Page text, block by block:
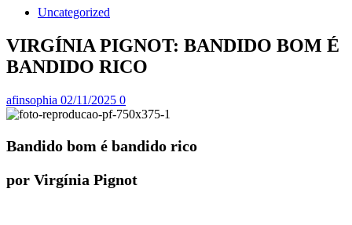
Uncategorized
VIRGÍNIA PIGNOT: BANDIDO BOM É
BANDIDO RICO
afinsophia 02/11/2025 0
Bandido bom é bandido rico
por Virgínia Pignot